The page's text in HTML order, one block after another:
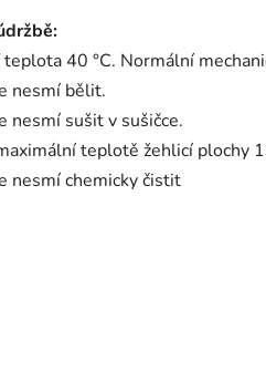
40 °C. Normální
nesmí bělit.
nesmí sušit v sušičce.
teplotě žehlicí plochy
nesmí chemicky čistit